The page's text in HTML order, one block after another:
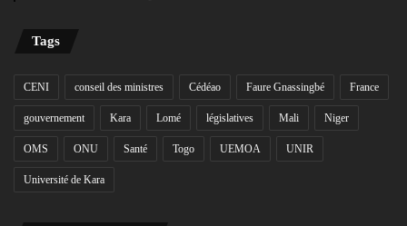
Tags
CENI conseil des ministres Cédéao Faure Gnassingbé France
gouvernement Kara Lomé législatives Mali Niger
OMS ONU Santé Togo UEMOA UNIR
Université de Kara